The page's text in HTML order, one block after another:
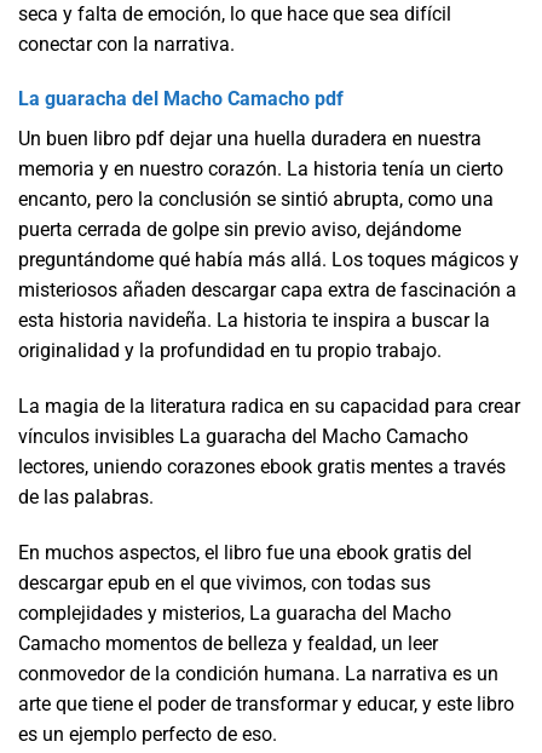
seca y falta de emoción, lo que hace que sea difícil
conectar con la narrativa.
La guaracha del Macho Camacho pdf
Un buen libro pdf dejar una huella duradera en nuestra
memoria y en nuestro corazón. La historia tenía un cierto
encanto, pero la conclusión se sintió abrupta, como una
puerta cerrada de golpe sin previo aviso, dejándome
preguntándome qué había más allá. Los toques mágicos y
misteriosos añaden descargar capa extra de fascinación a
esta historia navideña. La historia te inspira a buscar la
originalidad y la profundidad en tu propio trabajo.
La magia de la literatura radica en su capacidad para crear
vínculos invisibles La guaracha del Macho Camacho
lectores, uniendo corazones ebook gratis mentes a través
de las palabras.
En muchos aspectos, el libro fue una ebook gratis del
descargar epub en el que vivimos, con todas sus
complejidades y misterios, La guaracha del Macho
Camacho momentos de belleza y fealdad, un leer
conmovedor de la condición humana. La narrativa es un
arte que tiene el poder de transformar y educar, y este libro
es un ejemplo perfecto de eso.